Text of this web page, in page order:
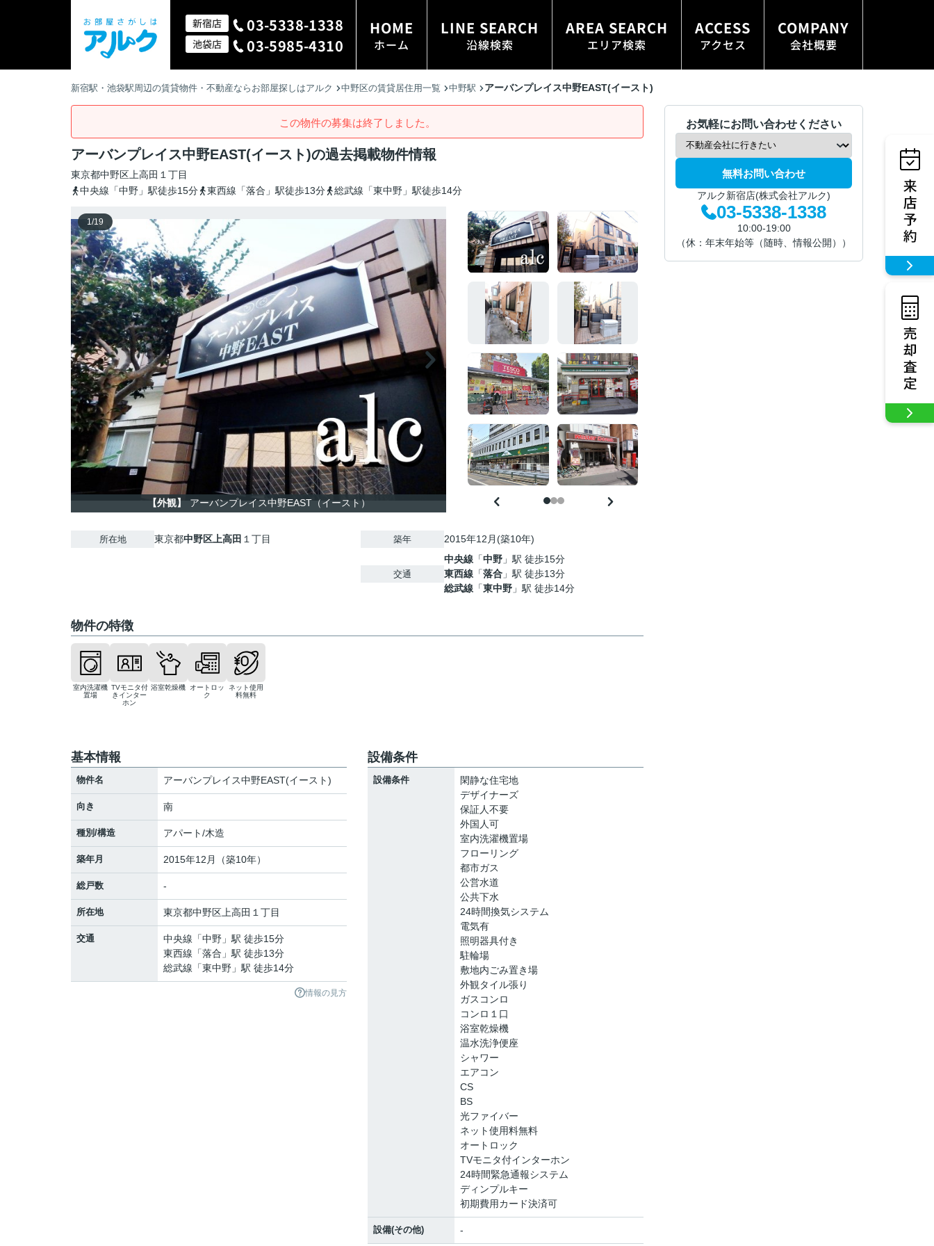
新宿店 03-5338-1338
池袋店 03-5985-4310
HOME
ホーム
LINE SEARCH
沿線検索
AREA SEARCH
エリア検索
ACCESS
アクセス
COMPANY
会社概要
新宿駅・池袋駅周辺の賃貸物件・不動産ならお部屋探しはアルク 中野区の賃貸居住用一覧 中野駅 アーバンプレイス中野EAST(イースト)
この物件の募集は終了しました。
アーバンプレイス中野EAST(イースト)の過去掲載物件情報
東京都中野区 上高田 １丁目
中央線「中野」駅徒歩15分
東西線「落合」駅徒歩13分 総武線「東中野」駅徒歩14分
1/19
【外観】 アーバンプレイス中野EAST（イースト）
所在地 東京都中野区 上高田 １丁目 築年 2015年12月(築10年)
交通
中央線 「中野 」駅 徒歩15分
東西線 「落合 」駅 徒歩13分
総武線 「東中野 」駅 徒歩14分
物件の特徴
室内洗濯機
置場
TVモニタ付
きインター
ホン
浴室乾燥機
オートロッ
ク
ネット使用
料無料
基本情報
物件名 アーバンプレイス中野EAST(イースト)
向き 南
種別/構造 アパート/木造
築年月 2015年12月（築10年）
総戸数 -
所在地 東京都中野区 上高田 １丁目
交通 中央線 「中野 」駅 徒歩15分
東西線 「落合 」駅 徒歩13分
総武線 「東中野 」駅 徒歩14分
情報の見方
設備条件
設備条件
閑静な住宅地
デザイナーズ
保証人不要
外国人可
室内洗濯機置場
フローリング
都市ガス
公営水道
公共下水
24時間換気システム
電気有
照明器具付き
駐輪場
敷地内ごみ置き場
外観タイル張り
ガスコンロ
コンロ１口
浴室乾燥機
温水洗浄便座
シャワー
エアコン
CS
BS
光ファイバー
ネット使用料無料
オートロック
TVモニタ付インターホン
24時間緊急通報システム
ディンプルキー
初期費用カード決済可
設備(その他) -
お気軽にお問い合わせください
無料お問い合わせ
アルク新宿店(株式会社アルク)
03-5338-1338
10:00-19:00
（休：年末年始等（随時、情報公開））